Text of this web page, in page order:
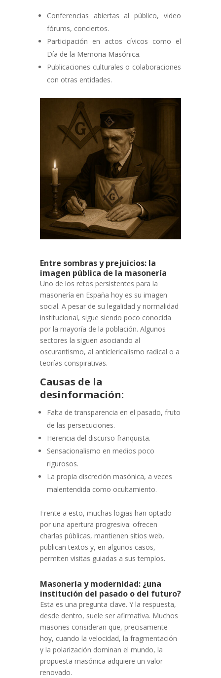
Conferencias abiertas al público, video
fórums, conciertos.
Participación en actos cívicos como el
Día de la Memoria Masónica.
Publicaciones culturales o colaboraciones
con otras entidades.
Entre sombras y prejuicios: la
imagen pública de la masonería
Uno de los retos persistentes para la
masonería en España hoy es su imagen
social. A pesar de su legalidad y normalidad
institucional, sigue siendo poco conocida
por la mayoría de la población. Algunos
sectores la siguen asociando al
oscurantismo, al anticlericalismo radical o a
teorías conspirativas.
Causas de la
desinformación:
Falta de transparencia en el pasado, fruto
de las persecuciones.
Herencia del discurso franquista.
Sensacionalismo en medios poco
rigurosos.
La propia discreción masónica, a veces
malentendida como ocultamiento.
Frente a esto, muchas logias han optado
por una apertura progresiva: ofrecen
charlas públicas, mantienen sitios web,
publican textos y, en algunos casos,
permiten visitas guiadas a sus templos.
Masonería y modernidad: ¿una
institución del pasado o del futuro?
Esta es una pregunta clave. Y la respuesta,
desde dentro, suele ser afirmativa. Muchos
masones consideran que, precisamente
hoy, cuando la velocidad, la fragmentación
y la polarización dominan el mundo, la
propuesta masónica adquiere un valor
renovado.